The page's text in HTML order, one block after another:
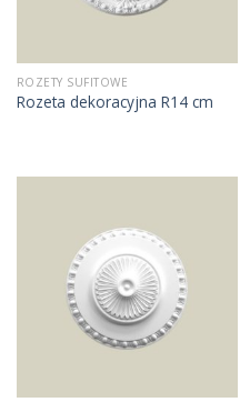
ROZETY SUFITOWE
Rozeta dekoracyjna R14 cm